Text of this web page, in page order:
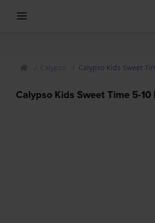
Calypso Calypso Kids Sweet
Calypso Kids Sweet Time 5-